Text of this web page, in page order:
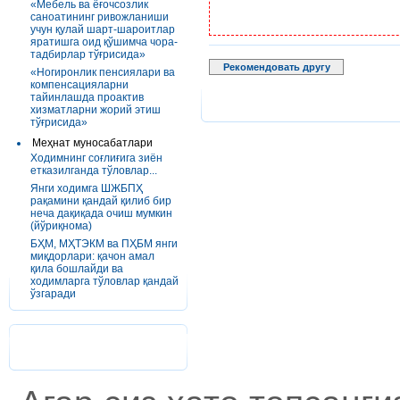
«Мебель ва ёғочсозлик
саноатининг ривожланиши
учун қулай шарт-шароитлар
яратишга оид қўшимча чора-
тадбирлар тўғрисида»
«Ногиронлик пенсиялари ва
компенсацияларни
тайинлашда проактив
хизматларни жорий этиш
тўғрисида»
Меҳнат муносабатлари
Ходимнинг соғлиғига зиён
етказилганда тўловлар...
Янги ходимга ШЖБПҲ
рақамини қандай қилиб бир
неча дақиқада очиш мумкин
(йўриқнома)
БҲМ, МҲТЭКМ ва ПҲБМ янги
миқдорлари: қачон амал
қила бошлайди ва
ходимларга тўловлар қандай
ўзгаради
Рекомендовать другу